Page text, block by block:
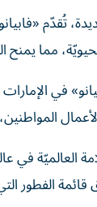
تُقدّم
مما
العالميّة
قائمة الفطور